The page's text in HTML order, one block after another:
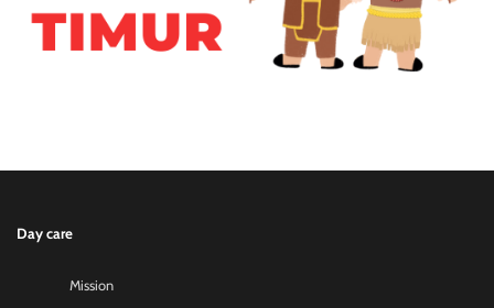
Day care
Mission